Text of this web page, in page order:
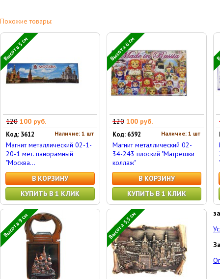
Похожие товары:
Высота 5 см
120 100 руб.
Наличие: 1 шт
Код: 3612
Магнит металлический 02-1-
20-1 мет. панорамный
"Москва...
В КОРЗИНУ
КУПИТЬ В 1 КЛИК
Высота 6 см
120 100 руб.
Наличие: 1 шт
Код: 6592
Магнит металлический 02-
34-243 плоский "Матрешки
коллаж"
В КОРЗИНУ
КУПИТЬ В 1 КЛИК
Высота 9 см Высота 5,5 см